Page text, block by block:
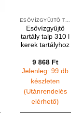
ESŐVÍZGYŰJTŐ TARTÁLY TALPAK
Esővízgyűjtő
tartály talp 310 l
kerek tartályhoz
9 868 Ft
Jelenleg: 99 db
készleten
(Utánrendelés
elérhető)